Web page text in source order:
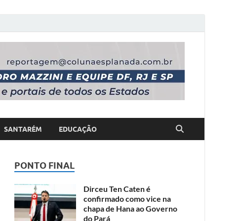
SANTARÉM EDUCAÇÃO
PONTO FINAL
Dirceu Ten Caten é
confirmado como vice na
chapa de Hana ao Governo
do Pará